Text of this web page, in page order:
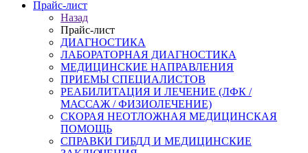
Прайс-лист
Назад
Прайс-лист
ДИАГНОСТИКА
ЛАБОРАТОРНАЯ ДИАГНОСТИКА
МЕДИЦИНСКИЕ НАПРАВЛЕНИЯ
ПРИЕМЫ СПЕЦИАЛИСТОВ
РЕАБИЛИТАЦИЯ И ЛЕЧЕНИЕ (ЛФК /
МАССАЖ / ФИЗИОЛЕЧЕНИЕ)
СКОРАЯ НЕОТЛОЖНАЯ МЕДИЦИНСКАЯ
ПОМОЩЬ
СПРАВКИ ГИБДД И МЕДИЦИНСКИЕ